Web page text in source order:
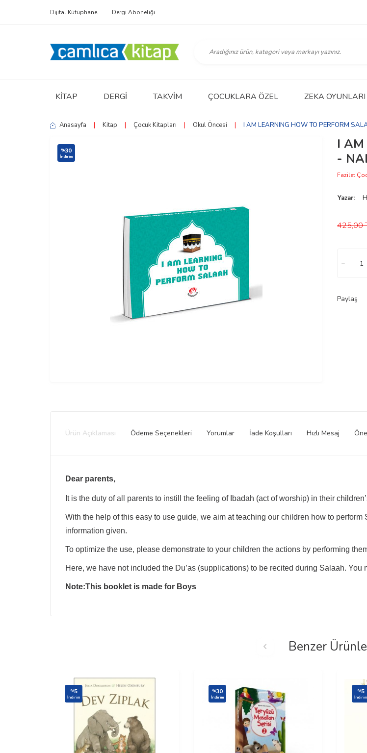
Dijital Kütüphane Dergi Aboneliği
KITAP DERGI TAKVIM ÇOCUKLARA ÖZEL ZEKA OYUNLARI
Anasayfa | Kitap | Çocuk Kitapları | Okul Öncesi | I AM LEARNING HOW TO PERFORM
%30
İndirim
I
-
Fazilet
Yazar:
425,00
Paylaş
Ürün Açıklaması Ödeme Seçenekleri Yorumlar İade Koşulları Hızlı Mesaj
Dear parents,
It is the duty of all parents to instill the feeling of Ibadah (act of worship) in their
With the help of this easy to use guide, we aim at teaching our children how to
information given.
To optimize the use, please demonstrate to your children the actions by performing
Here, we have not included the Du’as (supplications) to be recited during Salaah. You
Note:This booklet is made for Boys
Benzer
%5
İndirim
%30
İndirim
%5
İndirim